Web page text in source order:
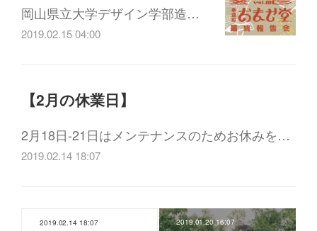
岡山県立大学デザイン学部造…
2019.02.15 04:00
【2月の休業日】
2月18日-21日はメンテナンスのためお休みを…
2019.02.14 18:07
2019.02.14 18:07 2019.01.20 16:07